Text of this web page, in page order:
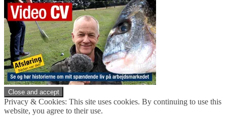
Privacy & Cookies: This site uses cookies. By continuing to use this
website, you agree to their use.